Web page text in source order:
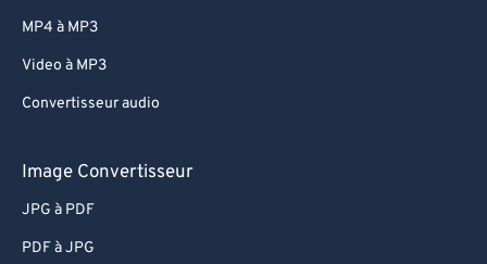
MP4 à MP3
Video à MP3
Convertisseur audio
Image Convertisseur
JPG à PDF
PDF à JPG